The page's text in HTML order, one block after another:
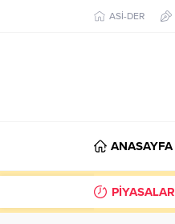
ASİ-DER
ANASAYFA
PİYASALAR